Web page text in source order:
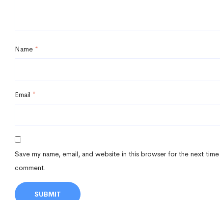
Name *
Email *
Save my name, email, and website in this browser for the next
comment.